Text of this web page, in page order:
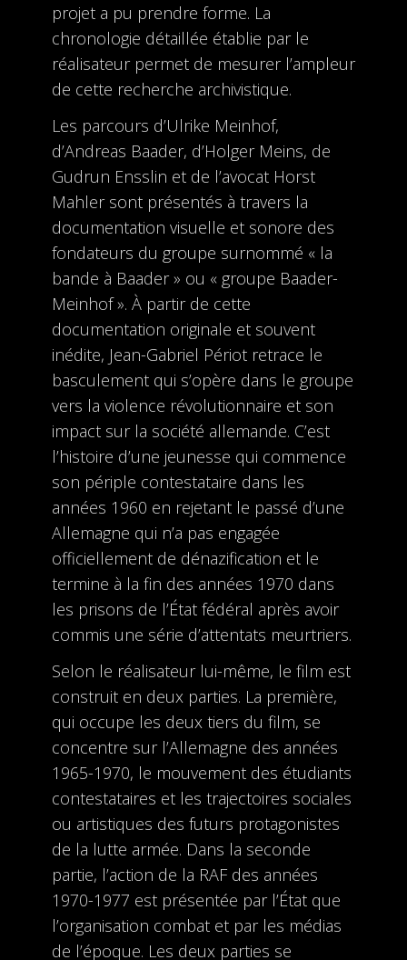
projet a pu prendre forme. La
chronologie détaillée établie par le
réalisateur permet de mesurer l’ampleur
de cette recherche archivistique.
Les parcours d’Ulrike Meinhof,
d’Andreas Baader, d’Holger Meins, de
Gudrun Ensslin et de l’avocat Horst
Mahler sont présentés à travers la
documentation visuelle et sonore des
fondateurs du groupe surnommé « la
bande à Baader » ou « groupe Baader-
Meinhof ». À partir de cette
documentation originale et souvent
inédite, Jean-Gabriel Périot retrace le
basculement qui s’opère dans le groupe
vers la violence révolutionnaire et son
impact sur la société allemande. C’est
l’histoire d’une jeunesse qui commence
son périple contestataire dans les
années 1960 en rejetant le passé d’une
Allemagne qui n’a pas engagée
officiellement de dénazification et le
termine à la fin des années 1970 dans
les prisons de l’État fédéral après avoir
commis une série d’attentats meurtriers.
Selon le réalisateur lui-même, le film est
construit en deux parties. La première,
qui occupe les deux tiers du film, se
concentre sur l’Allemagne des années
1965-1970, le mouvement des étudiants
contestataires et les trajectoires sociales
ou artistiques des futurs protagonistes
de la lutte armée. Dans la seconde
partie, l’action de la RAF des années
1970-1977 est présentée par l’État que
l’organisation combat et par les médias
de l’époque. Les deux parties se